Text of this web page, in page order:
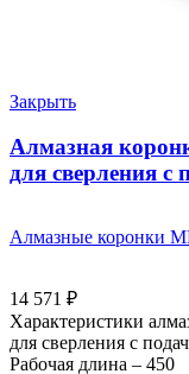
Закрыть
Алмазная
для сверления с
Алмазные коронки
14 571 ₽
Характеристики
для сверления с
Рабочая длина – 450